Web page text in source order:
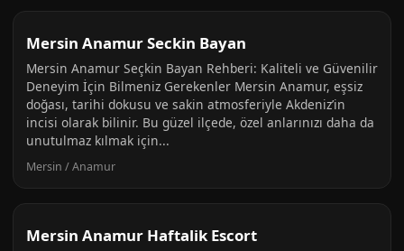
Mersin Anamur Seckin Bayan
Mersin Anamur Seçkin Bayan Rehberi: Kaliteli ve Güvenilir
Deneyim İçin Bilmeniz Gerekenler Mersin Anamur, eşsiz
doğası, tarihi dokusu ve sakin atmosferiyle Akdeniz’in
incisi olarak bilinir. Bu güzel ilçede, özel anlarınızı daha da
unutulmaz kılmak için...
Mersin / Anamur
Mersin Anamur Haftalik Escort